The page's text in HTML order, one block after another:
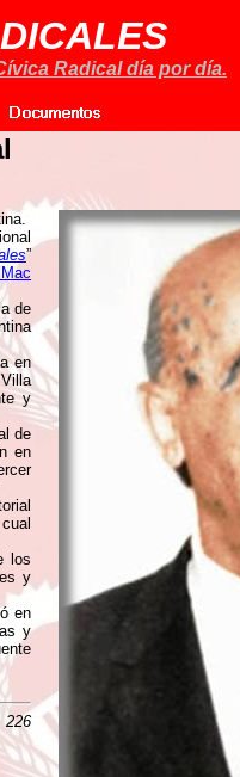
Radical día por día.
”
de
en
y
de
en
los
y
en
y
226